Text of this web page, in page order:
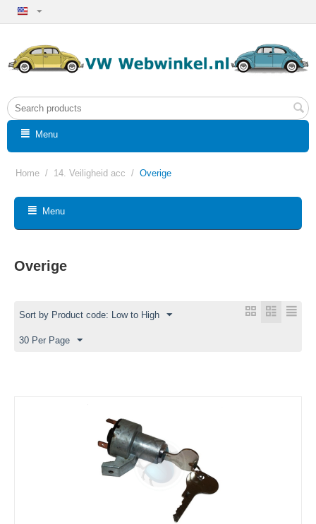
Menu
Home / 14. Veiligheid acc / Overige
Menu
Overige
Sort by Product code: Low to High
30 Per Page